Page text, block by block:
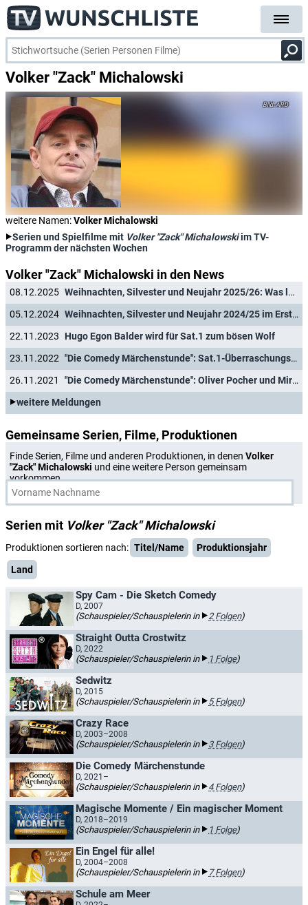
Volker "Zack" Michalowski
ARD
weitere Namen:Volker Michalowski
Serien und Spielfilme mit Volker "Zack" Michalowskiim TV-
Programm der nächsten Wochen
Volker "Zack" Michalowski in den News
08.12.2025
Weihnachten, Silvester und Neujahr 2025/26: Was läuft im Ersten und in den ARD-Dritten?
05.12.2024
Weihnachten, Silvester und Neujahr 2024/25 im Ersten: Ronja Räubertochter, Aschenbrödel und Sissi
22.11.2023
Hugo Egon Balder wird für Sat.1 zum bösen Wolf
23.11.2022
"Die Comedy Märchenstunde": Sat.1-Überraschungserfolg wird fortgesetzt
26.11.2021
"Die Comedy Märchenstunde": Oliver Pocher und Mirja Boes werden zu Hänsel und Gretel
weitere Meldungen
Gemeinsame Serien, Filme, Produktionen
Finde Serien, Filme und anderen Produktionen, in denen Volker
"Zack" Michalowski und eine weitere Person gemeinsam
vorkommen.
Serien mit Volker "Zack" Michalowski
Produktionen sortieren nach: Titel/Name
Produktionsjahr
Land
Spy Cam - Die Sketch Comedy
D, 2007
(Schauspieler/Schauspielerin in 2 Folgen)
Straight Outta Crostwitz
D, 2022
(Schauspieler/Schauspielerin in 1 Folge)
Sedwitz
D, 2015
(Schauspieler/Schauspielerin in 5 Folgen)
Crazy Race
D, 2003–2008
(Schauspieler/Schauspielerin in 3 Folgen)
Die Comedy Märchenstunde
D, 2021–
(Schauspieler/Schauspielerin in 4 Folgen)
Magische Momente / Ein magischer Moment
D, 2018–2019
(Schauspieler/Schauspielerin in 1 Folge)
Ein Engel für alle!
D, 2004–2008
(Schauspieler/Schauspielerin in 7 Folgen)
Schule am Meer